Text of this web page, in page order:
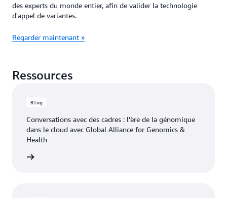
des experts du monde entier, afin de valider la technologie
d'appel de variantes.
Regarder maintenant »
Ressources
Blog
Conversations avec des cadres : l'ère de la génomique
dans le cloud avec Global Alliance for Genomics &
Health